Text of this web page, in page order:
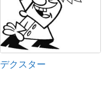
デクスター